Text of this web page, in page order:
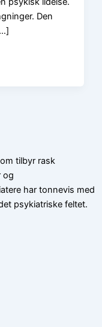
Den
tilbyr rask
og
har tonnevis med
psykiatriske feltet.